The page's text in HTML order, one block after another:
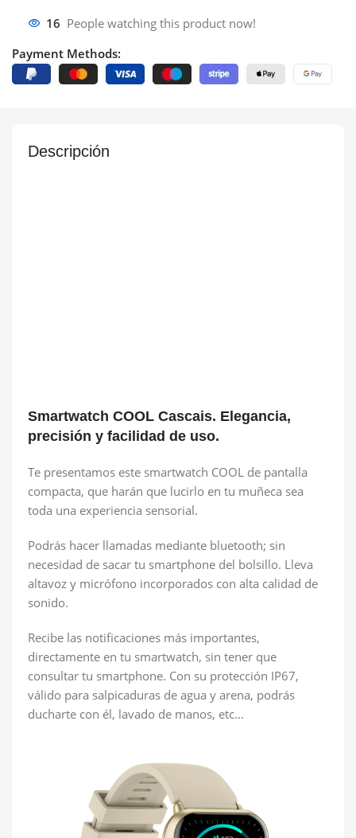
16 People watching this product now!
Payment Methods:
Descripción
Smartwatch COOL Cascais. Elegancia,
precisión y facilidad de uso.
Te presentamos este smartwatch COOL de pantalla
compacta, que harán que lucirlo en tu muñeca sea
toda una experiencia sensorial.
Podrás hacer llamadas mediante bluetooth; sin
necesidad de sacar tu smartphone del bolsillo. Lleva
altavoz y micrófono incorporados con alta calidad de
sonido.
Recibe las notificaciones más importantes,
directamente en tu smartwatch, sin tener que
consultar tu smartphone. Con su protección IP67,
válido para salpicaduras de agua y arena, podrás
ducharte con él, lavado de manos, etc…